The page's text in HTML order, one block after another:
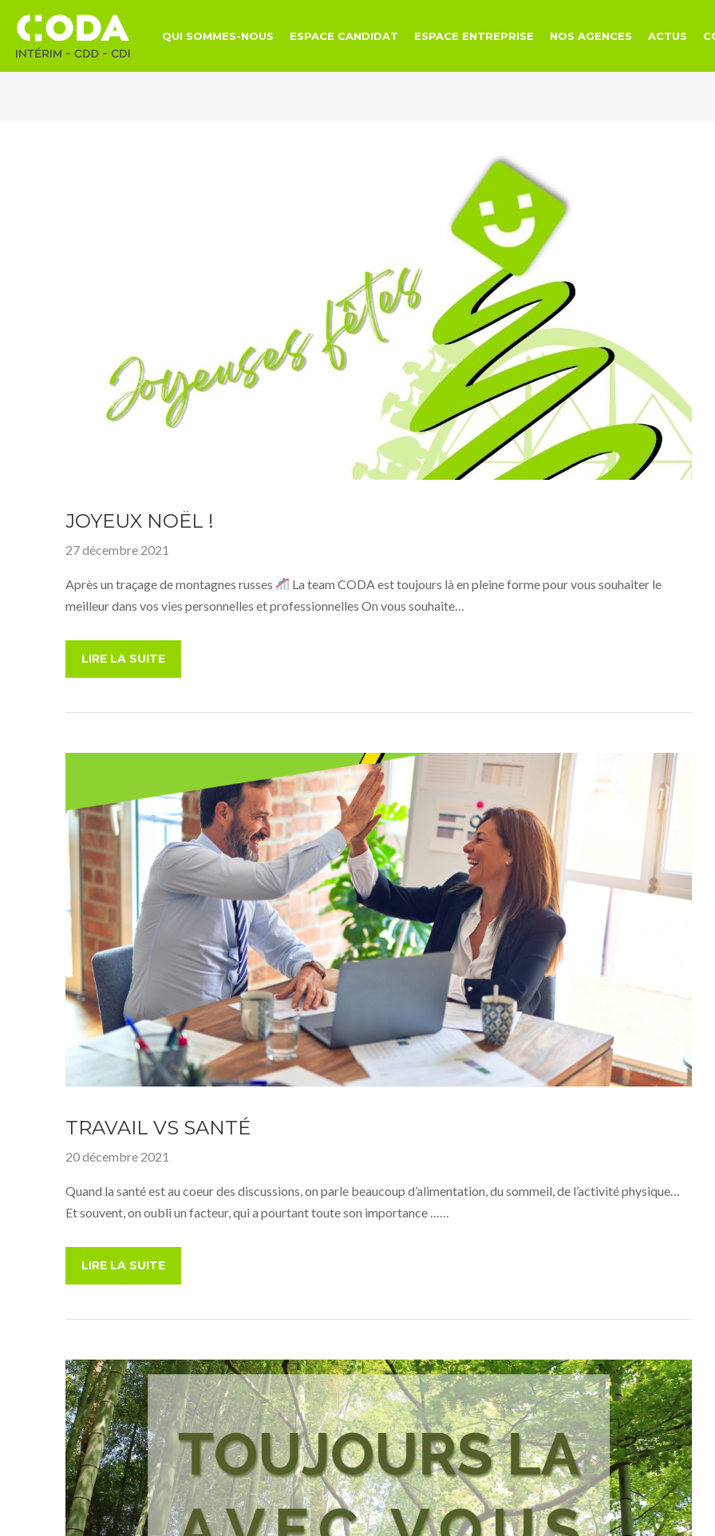
QUI SOMMES-NOUS ESPACE CANDIDAT ESPACE ENTREPRISE NOS AGENCES ACTUS
JOYEUX NOËL !
27 décembre 2021
Après un traçage de montagnes russes
La team CODA est toujours là en pleine forme pour vous souhaiter le
meilleur dans vos vies personnelles et professionnelles On vous souhaite…
LIRE LA SUITE
TRAVAIL VS SANTÉ
20 décembre 2021
Quand la santé est au coeur des discussions, on parle beaucoup d’alimentation, du sommeil, de l’activité physique…
Et souvent, on oubli un facteur, qui a pourtant toute son importance ……
LIRE LA SUITE